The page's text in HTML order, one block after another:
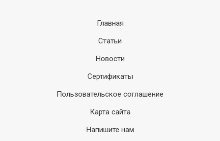
Главная
Статьи
Новости
Сертификаты
Пользовательское соглашение
Карта сайта
Напишите нам